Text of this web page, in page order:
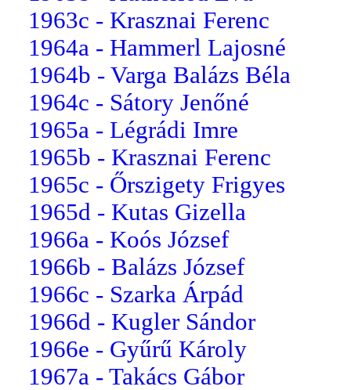
1963c - Krasznai Ferenc
1964a - Hammerl Lajosné
1964b - Varga Balázs Béla
1964c - Sátory Jenőné
1965a - Légrádi Imre
1965b - Krasznai Ferenc
1965c - Őrszigety Frigyes
1965d - Kutas Gizella
1966a - Koós József
1966b - Balázs József
1966c - Szarka Árpád
1966d - Kugler Sándor
1966e - Gyűrű Károly
1967a - Takács Gábor